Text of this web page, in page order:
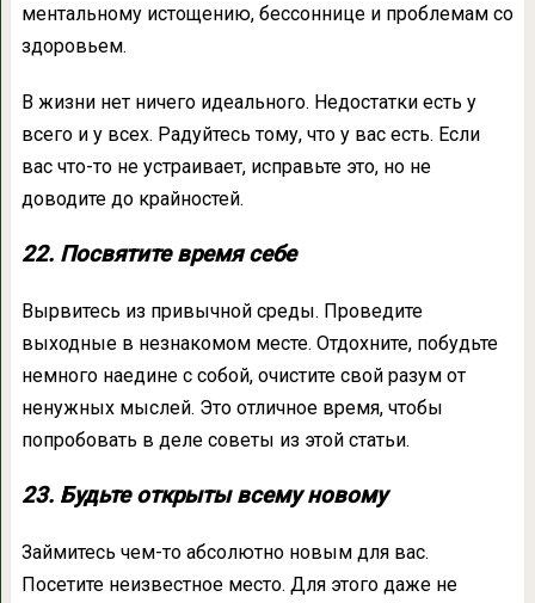
ментальному истощению, бессоннице и проблемам со
здоровьем.
В жизни нет ничего идеального. Недостатки есть у
всего и у всех. Радуйтесь тому, что у вас есть. Если
вас что-то не устраивает, исправьте это, но не
доводите до крайностей.
22. Посвятите время себе
Вырвитесь из привычной среды. Проведите
выходные в незнакомом месте. Отдохните, побудьте
немного наедине с собой, очистите свой разум от
ненужных мыслей. Это отличное время, чтобы
попробовать в деле советы из этой статьи.
23. Будьте открыты всему новому
Займитесь чем-то абсолютно новым для вас.
Посетите неизвестное место. Для этого даже не